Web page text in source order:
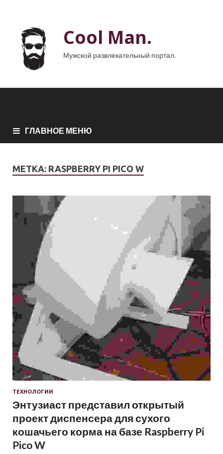
Cool Man.
Мужской развлекательный портал.
ГЛАВНОЕ МЕНЮ
МЕТКА: RASPBERRY PI PICO W
ТЕХНОЛОГИИ
Энтузиаст представил открытый
проект диспенсера для сухого
кошачьего корма на базе Raspberry Pi
Pico W